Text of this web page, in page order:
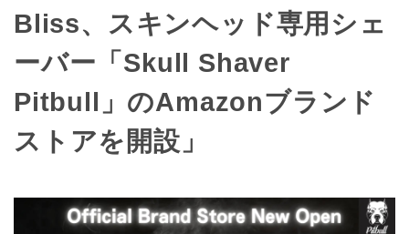
Bliss、スキンヘッド専用シェ
ーバー「Skull Shaver
Pitbull」のAmazonブランド
ストアを開設」